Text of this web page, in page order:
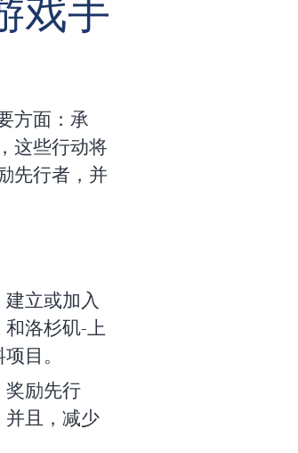
戏手
方面：承
这些行动将
先行者，并
立或加入
洛杉矶-上
目。
励先行
且，减少